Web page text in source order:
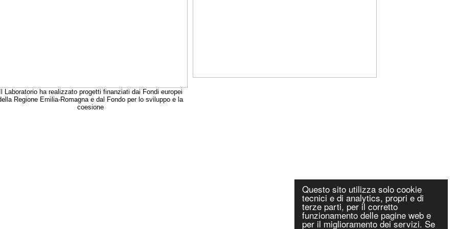
Questo sito utilizza solo cookie
tecnici e di analytics, propri e di
terze parti, per il corretto
funzionamento delle pagine web e
per il miglioramento dei servizi. Se
Laboratorio ha realizzato progetti finanziati dai Fondi europei
Regione Emilia-Romagna e dal Fondo per lo sviluppo e la
coesione